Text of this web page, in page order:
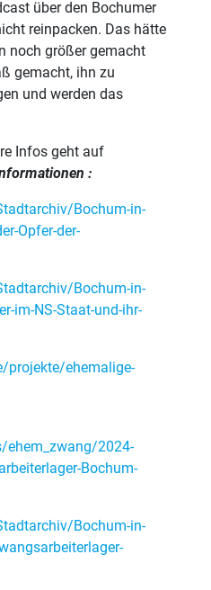
über den Bochumer
reinpacken. Das hätte
noch größer gemacht
gemacht, ihn zu
und werden das
Infos geht auf
:
Bochum-in-
Opfer-der-
Bochum-in-
im-NS-Staat-und-ihr-
projekte/ehemalige-
2024-
Bochum-
Bochum-in-